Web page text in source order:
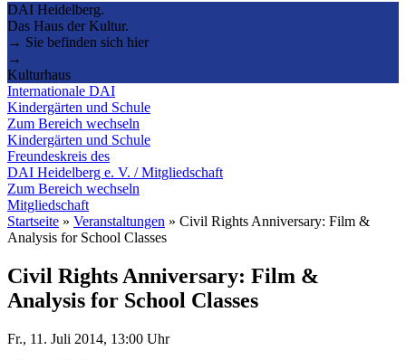
DAI Heidelberg.
Das Haus der Kultur.
→ Sie befinden sich hier
→
Kulturhaus
Internationale DAI
Kindergärten und Schule
Zum Bereich wechseln
Kindergärten und Schule
Freundeskreis des
DAI Heidelberg e. V. / Mitgliedschaft
Zum Bereich wechseln
Mitgliedschaft
Startseite » Veranstaltungen » Civil Rights Anniversary: Film &
Analysis for School Classes
Civil Rights Anniversary: Film &
Analysis for School Classes
Fr., 11. Juli 2014, 13:00 Uhr